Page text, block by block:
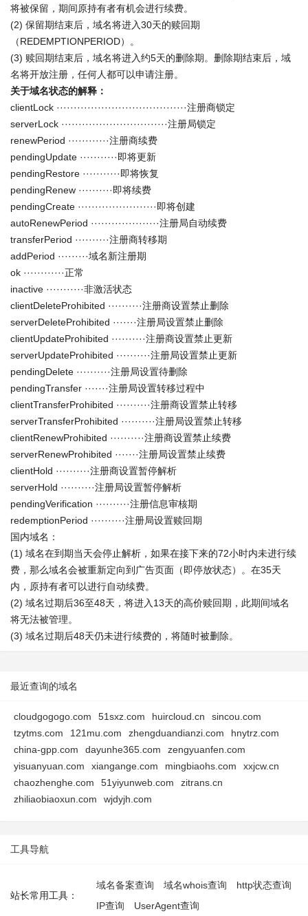
将被保留，期间原持有者有机会进行续费。
(2) 保留期结束后，域名将进入30天的赎回期
（REDEMPTIONPERIOD）。
(3) 赎回期结束后，域名将进入约5天的删除期。删除期结束后，域
名将开放注册，任何人都可以申请注册。
关于域名状态的解释：
clientLock ······································注册商锁定
serverLock ·······························注册局锁定
renewPeriod ············注册商续费
pendingUpdate ···········即将更新
pendingRestore ···········即将恢复
pendingRenew ··········即将续费
pendingCreate ·······················即将创建
autoRenewPeriod ····················注册局自动续费
transferPeriod ··········注册商转移期
addPeriod ·········域名新注册期
ok ············正常
inactive ···········非激活状态
clientDeleteProhibited ··········注册商设置禁止删除
serverDeleteProhibited ·······注册局设置禁止删除
clientUpdateProhibited ··········注册商设置禁止更新
serverUpdateProhibited ··········注册局设置禁止更新
pendingDelete ··········注册局设置待删除
pendingTransfer ·······注册局设置转移过程中
clientTransferProhibited ··········注册商设置禁止转移
serverTransferProhibited ··········注册局设置禁止转移
clientRenewProhibited ··········注册商设置禁止续费
serverRenewProhibited ·······注册局设置禁止续费
clientHold ··········注册商设置暂停解析
serverHold ··········注册局设置暂停解析
pendingVerification ··········注册信息审核期
redemptionPeriod ··········注册局设置赎回期
国内域名：
(1) 域名在到期当天会停止解析，如果在接下来的72小时内未进行续
费，那么域名会被重新定向到广告页面（即停放状态）。在35天
内，原持有者可以进行自动续费。
(2) 域名过期后36至48天，将进入13天的高价赎回期，此期间域名
将无法被管理。
(3) 域名过期后48天仍未进行续费的，将随时被删除。
最近查询的域名
cloudgogogo.com 51sxz.com huircloud.cn
sincou.com
tzytms.com
121mu.com zhengduandianzi.com
hnytrz.com
china-gpp.com
dayunhe365.com
zengyuanfen.com
yisuanyuan.com
xiangange.com mingbiaohs.com
xxjcw.cn
chaozhenghe.com
51yiyunweb.com
zitrans.cn
zhiliaobiaoxun.com
wjdyjh.com
工具导航
站长常用工具：
域名备案查询 域名whois查询
http状态查询
IP查询
UserAgent查询